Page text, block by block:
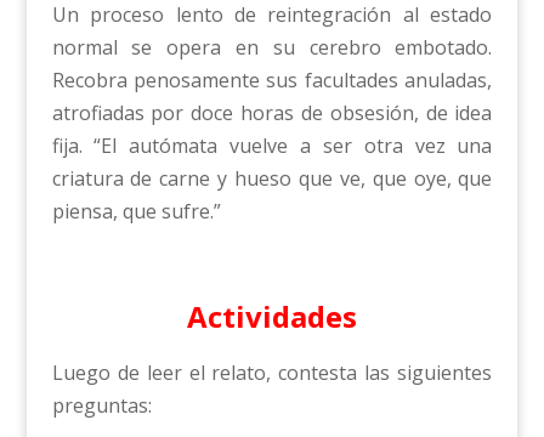
Un proceso lento de reintegración al estado
normal se opera en su cerebro embotado.
Recobra penosamente sus facultades anuladas,
atrofiadas por doce horas de obsesión, de idea
fija. “El autómata vuelve a ser otra vez una
criatura de carne y hueso que ve, que oye, que
piensa, que sufre.”
Actividades
Luego de leer el relato, contesta las siguientes
preguntas: